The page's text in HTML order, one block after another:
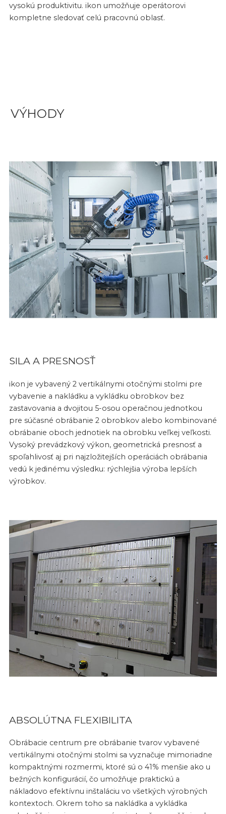
vysokú produktivitu. ikon umožňuje operátorovi
kompletne sledovať celú pracovnú oblasť.
VÝHODY
SILA A PRESNOSŤ
ikon je vybavený 2 vertikálnymi otočnými stolmi pre
vybavenie a nakládku a vykládku obrobkov bez
zastavovania a dvojitou 5-osou operačnou jednotkou
pre súčasné obrábanie 2 obrobkov alebo kombinované
obrábanie oboch jednotiek na obrobku veľkej veľkosti.
Vysoký prevádzkový výkon, geometrická presnosť a
spoľahlivosť aj pri najzložitejších operáciách obrábania
vedú k jedinému výsledku: rýchlejšia výroba lepších
výrobkov.
ABSOLÚTNA FLEXIBILITA
Obrábacie centrum pre obrábanie tvarov vybavené
vertikálnymi otočnými stolmi sa vyznačuje mimoriadne
kompaktnými rozmermi, ktoré sú o 41% menšie ako u
bežných konfigurácií, čo umožňuje praktickú a
nákladovo efektívnu inštaláciu vo všetkých výrobných
kontextoch. Okrem toho sa nakládka a vykládka